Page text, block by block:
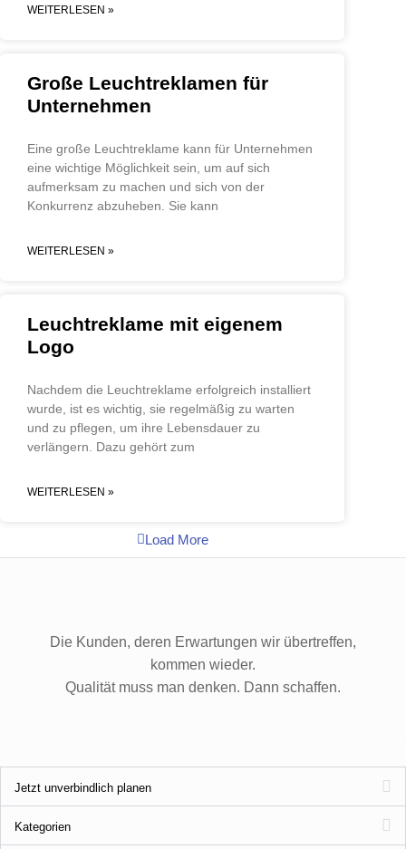
WEITERLESEN »
Große Leuchtreklamen für
Unternehmen
Eine große Leuchtreklame kann für Unternehmen
eine wichtige Möglichkeit sein, um auf sich
aufmerksam zu machen und sich von der
Konkurrenz abzuheben. Sie kann
WEITERLESEN »
Leuchtreklame mit eigenem
Logo
Nachdem die Leuchtreklame erfolgreich installiert
wurde, ist es wichtig, sie regelmäßig zu warten
und zu pflegen, um ihre Lebensdauer zu
verlängern. Dazu gehört zum
WEITERLESEN »
Load More
Die Kunden, deren Erwartungen wir übertreffen,
kommen wieder.
Qualität muss man denken. Dann schaffen.
Jetzt unverbindlich planen
Kategorien